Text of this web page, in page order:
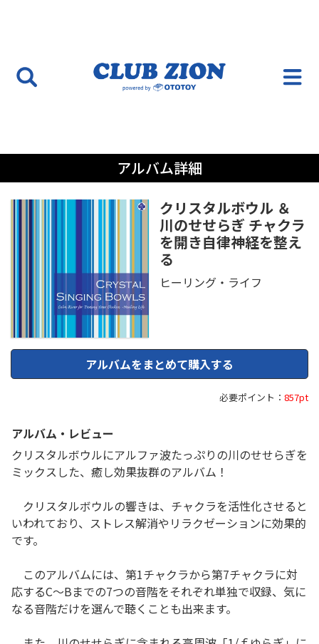
アルバム詳細
クリスタルボウル ＆
川のせせらぎ チャクラ
を開き自律神経を整え
る
ヒーリング・ライフ
アルバムをまとめて購入する
必要ポイント： 857pt
アルバム・レビュー
クリスタルボウルにアルファ波たっぷりの川のせせらぎを
ミックスした、癒し効果抜群のアルバム！
クリスタルボウルの響きは、チャクラを活性化させると
いわれており、ストレス解消やリラクゼーションに効果的
です。
このアルバムには、第1チャクラから第7チャクラに対
応するC～Bまでの7つの音階をそれぞれ単独で収録、気に
なる音階だけを選んで聴くことも出来ます。